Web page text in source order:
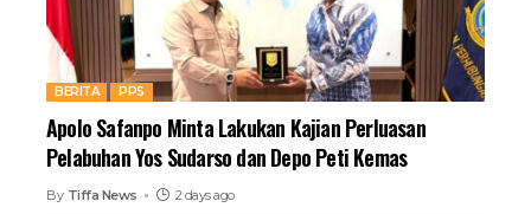
BERITA PPS
Apolo Safanpo Minta Lakukan Kajian Perluasan
Pelabuhan Yos Sudarso dan Depo Peti Kemas
By Tiffa News 2 days ago